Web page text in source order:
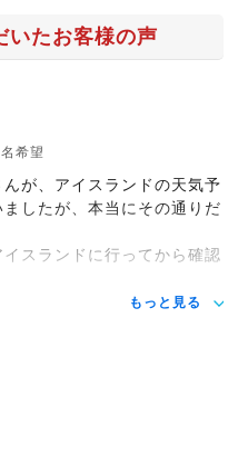
いたお客様の声
希望
が、アイスランドの天気予
したが、本当にその通りだ
スランドに行ってから確認
もっと見る